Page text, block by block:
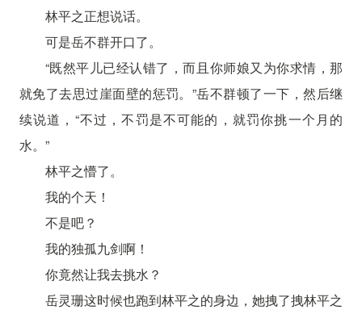
林平之正想说话。
可是岳不群开口了。
“既然平儿已经认错了，而且你师娘又为你求情，那
就免了去思过崖面壁的惩罚。”岳不群顿了一下，然后继
续说道，“不过，不罚是不可能的，就罚你挑一个月的
水。”
林平之懵了。
我的个天！
不是吧？
我的独孤九剑啊！
你竟然让我去挑水？
岳灵珊这时候也跑到林平之的身边，她拽了拽林平之